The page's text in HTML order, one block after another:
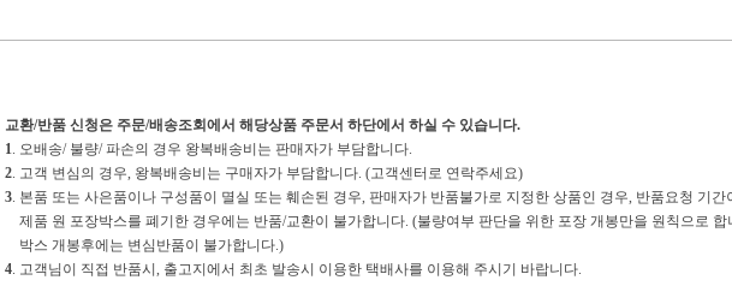
교환/반품 신청은 주문/배송조회에서 해당상품 주문서 하단에서 하실 수 있습니다.
1. 오배송/ 불량/ 파손의 경우 왕복배송비는 판매자가 부담합니다.
2. 고객 변심의 경우, 왕복배송비는 구매자가 부담합니다. (고객센터로 연락주세요)
3. 본품 또는 사은품이나 구성품이 멸실 또는 훼손된 경우, 판매자가 반품불가로 지정한 상품인 경우, 반품요청 기간
제품 원 포장박스를 폐기한 경우에는 반품/교환이 불가합니다. (불량여부 판단을 위한 포장 개봉만을 원칙으로 합
박스 개봉후에는 변심반품이 불가합니다.)
4. 고객님이 직접 반품시, 출고지에서 최초 발송시 이용한 택배사를 이용해 주시기 바랍니다.